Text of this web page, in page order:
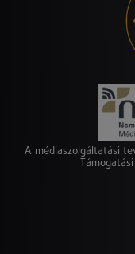
A médiaszolgáltatási